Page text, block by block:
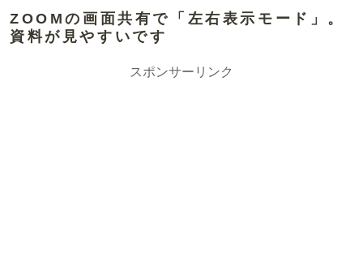
ZOOMの画面共有で「左右表示モード」。
資料が見やすいです
スポンサーリンク